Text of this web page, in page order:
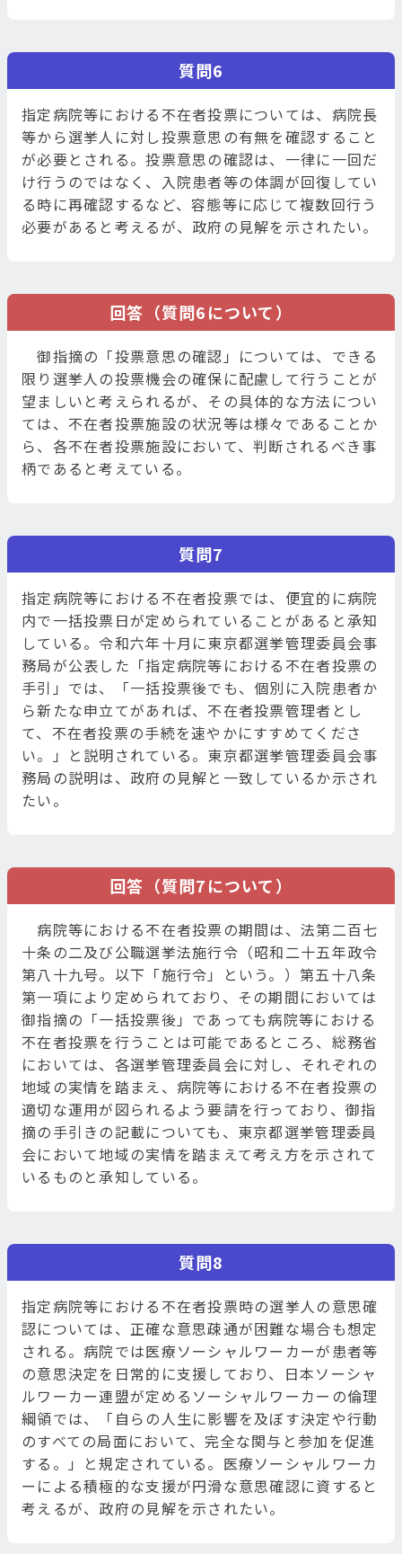
質問6
指定病院等における不在者投票については、病院長
等から選挙人に対し投票意思の有無を確認すること
が必要とされる。投票意思の確認は、一律に一回だ
け行うのではなく、入院患者等の体調が回復してい
る時に再確認するなど、容態等に応じて複数回行う
必要があると考えるが、政府の見解を示されたい。
回答（質問6について）
御指摘の「投票意思の確認」については、できる
限り選挙人の投票機会の確保に配慮して行うことが
望ましいと考えられるが、その具体的な方法につい
ては、不在者投票施設の状況等は様々であることか
ら、各不在者投票施設において、判断されるべき事
柄であると考えている。
質問7
指定病院等における不在者投票では、便宜的に病院
内で一括投票日が定められていることがあると承知
している。令和六年十月に東京都選挙管理委員会事
務局が公表した「指定病院等における不在者投票の
手引」では、「一括投票後でも、個別に入院患者か
ら新たな申立てがあれば、不在者投票管理者とし
て、不在者投票の手続を速やかにすすめてくださ
い。」と説明されている。東京都選挙管理委員会事
務局の説明は、政府の見解と一致しているか示され
たい。
回答（質問7について）
病院等における不在者投票の期間は、法第二百七
十条の二及び公職選挙法施行令（昭和二十五年政令
第八十九号。以下「施行令」という。）第五十八条
第一項により定められており、その期間においては
御指摘の「一括投票後」であっても病院等における
不在者投票を行うことは可能であるところ、総務省
においては、各選挙管理委員会に対し、それぞれの
地域の実情を踏まえ、病院等における不在者投票の
適切な運用が図られるよう要請を行っており、御指
摘の手引きの記載についても、東京都選挙管理委員
会において地域の実情を踏まえて考え方を示されて
いるものと承知している。
質問8
指定病院等における不在者投票時の選挙人の意思確
認については、正確な意思疎通が困難な場合も想定
される。病院では医療ソーシャルワーカーが患者等
の意思決定を日常的に支援しており、日本ソーシャ
ルワーカー連盟が定めるソーシャルワーカーの倫理
綱領では、「自らの人生に影響を及ぼす決定や行動
のすべての局面において、完全な関与と参加を促進
する。」と規定されている。医療ソーシャルワーカ
ーによる積極的な支援が円滑な意思確認に資すると
考えるが、政府の見解を示されたい。